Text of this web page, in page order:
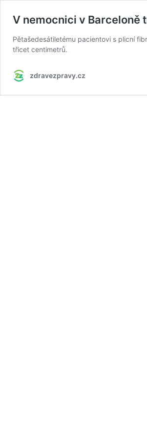
V nemocnici v
Pětašedesátiletému pacientovi s plicní
třicet centimetrů.
zdravezpravy.cz